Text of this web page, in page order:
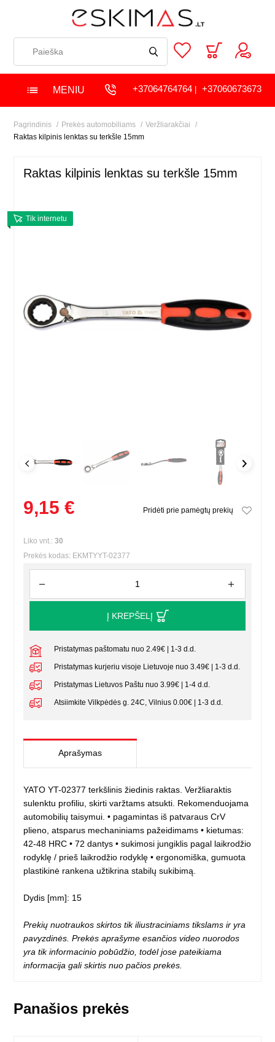
MENIU +37064764764| +37060673673
Pagrindinis Prekės automobiliams
Veržliarakčiai
Raktas kilpinis lenktas su terkšle 15mm
Raktas kilpinis lenktas su terkšle 15mm
Tik internetu
9,15 € Pridėti prie pamėgtų prekių
Liko vnt.:30
Prekės kodas: EKMTYYT-02377
Į KREPŠELĮ
Pristatymas paštomatu nuo 2.49€ | 1-3 d.d.
Pristatymas kurjeriu visoje Lietuvoje nuo 3.49€ | 1-3 d.d.
Pristatymas Lietuvos Paštu nuo 3.99€ | 1-4 d.d.
Atsiimkite Vilkpėdės g. 24C, Vilnius 0.00€ | 1-3 d.d.
Aprašymas
YATO YT-02377 terkšlinis žiedinis raktas. Veržliaraktis
sulenktu profiliu, skirti varžtams atsukti. Rekomenduojama
automobilių taisymui. • pagamintas iš patvaraus CrV
plieno, atsparus mechaniniams pažeidimams • kietumas:
42-48 HRC • 72 dantys • sukimosi jungiklis pagal laikrodžio
rodyklę / prieš laikrodžio rodyklę • ergonomiška, gumuota
plastikinė rankena užtikrina stabilų sukibimą.
Dydis [mm]: 15
Prekių nuotraukos skirtos tik iliustraciniams tikslams ir yra
pavyzdinės. Prekės aprašyme esančios video nuorodos
yra tik informacinio pobūdžio, todėl jose pateikiama
informacija gali skirtis nuo pačios prekės.
Panašios prekės